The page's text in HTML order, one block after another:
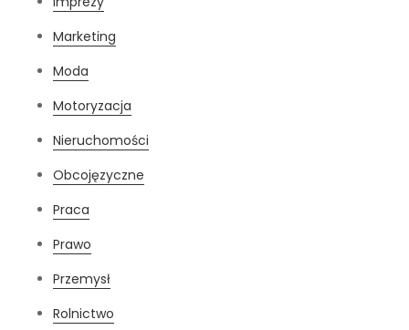
Marketing
Moda
Motoryzacja
Nieruchomości
Obcojęzyczne
Praca
Prawo
Przemysł
Rolnictwo